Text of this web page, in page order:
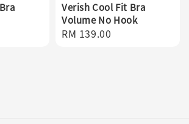
Verish Cool Fit Bra
Volume No Hook
Regular
RM 139.00